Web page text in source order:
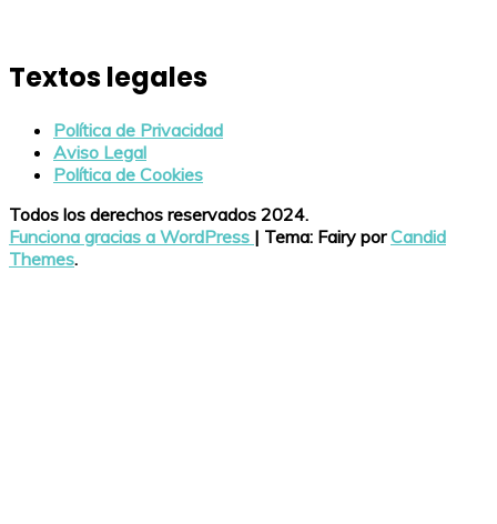
Textos legales
Política de Privacidad
Aviso Legal
Política de Cookies
Todos los derechos reservados 2024.
Funciona gracias a WordPress | Tema: Fairy porCandid
Themes.